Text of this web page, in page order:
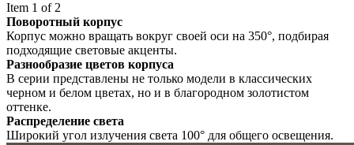
Item 1 of 2
Поворотный корпус
Корпус можно вращать вокруг своей оси на 350°, подбирая
подходящие световые акценты.
Разнообразие цветов корпуса
В серии представлены не только модели в классических
черном и белом цветах, но и в благородном золотистом
оттенке.
Распределение света
Широкий угол излучения света 100° для общего освещения.